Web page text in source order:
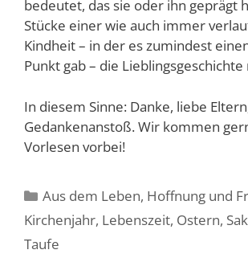
bedeutet, das sie oder ihn geprägt
Stücke einer wie auch immer
Kindheit – in der es zumindest
Punkt gab – die Lieblingsgeschichte
In diesem Sinne: Danke, liebe
Gedankenanstoß. Wir kommen
Vorlesen vorbei!
Kategorien
Aus dem Leben, Hoffnung und
Kirchenjahr, Lebenszeit, Ostern,
Taufe